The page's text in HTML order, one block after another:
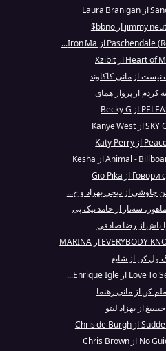
نیست از مانی کاکاوند
کردم از پرواز همای
چاوشی از دیجی بهراد و ح...
سه‌تار از حامد نیک پی
باش از رضا صادقی
ول کن از شایع
کن از مانی رهنما
از بهزاد لیتو